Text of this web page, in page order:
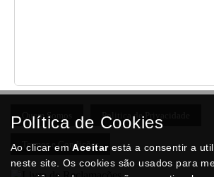
Quem Somos Politica de Privacidade
Termos e Condições
Política de Cookies
Ao clicar emAceitarestá a consentir a
neste site. Os cookies são usados para